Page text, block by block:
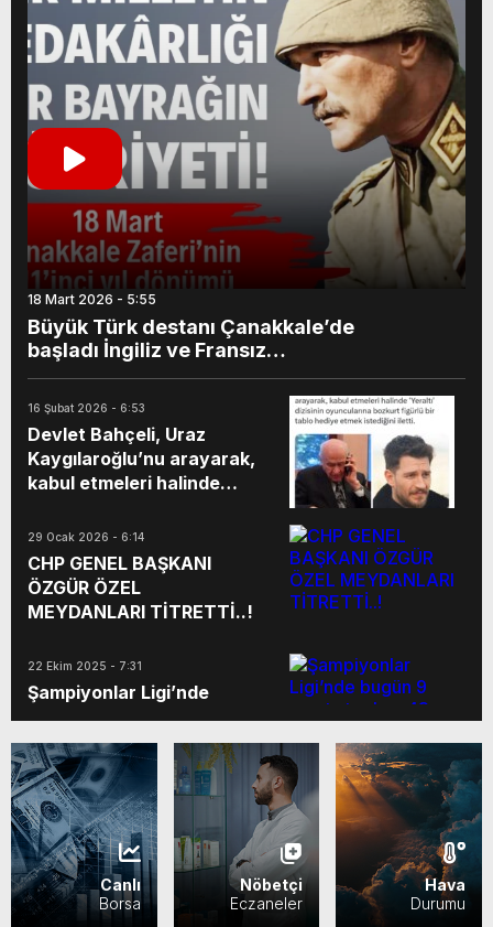
18 Mart 2026 - 5:55
Büyük Türk destanı Çanakkale’de
başladı İngiliz ve Fransız
donanmalarının saldırısını durduran
Türk topçusu “Çanakkale Geçilmez”
sözünü tarihe kazıdı. Bu zafer Türk
milletinin birlik, inanç ve vatan
sevgisinin en güçlü göstergelerinden
biri oldu.
16 Şubat 2026 - 6:53
Devlet Bahçeli, Uraz
Kaygılaroğlu’nu arayarak,
kabul etmeleri halinde
oyuncularına bozkurt
figürlü bir tablo hediye
etmek istediğini iletti.
29 Ocak 2026 - 6:14
CHP GENEL BAŞKANI
ÖZGÜR ÖZEL
MEYDANLARI TİTRETTİ..!
22 Ekim 2025 - 7:31
Şampiyonlar Ligi’nde
bugün 9 maçta toplam 43
gol atıldı.
04 Ekim 2025 - 12:11
Canlı
Borsa
Nöbetçi
Eczaneler
Hava
Durumu